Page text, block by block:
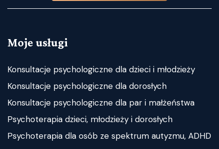
Moje usługi
Konsultacje psychologiczne dla dzieci i młodzieży
Konsultacje psychologiczne dla dorosłych
Konsultacje psychologiczne dla par i małżeństwa
Psychoterapia dzieci, młodzieży i dorosłych
Psychoterapia dla osób ze spektrum autyzmu, ADHD